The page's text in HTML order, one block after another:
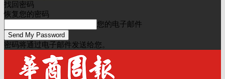
找回密码
恢复您的密码
您的电子邮件
密码将通过电子邮件发送给您。